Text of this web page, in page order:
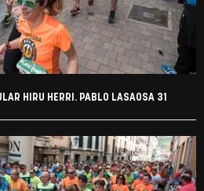
HIRU HERRI. PABLO LASAOSA 31